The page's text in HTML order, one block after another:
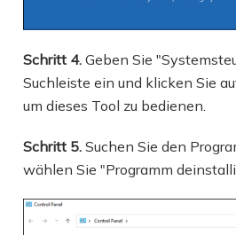
Schritt 4.Geben Sie
Suchleiste ein und klicken Sie
um dieses Tool zu bedienen.
Schritt 5. Suchen Sie den
wählen Sie "Programm